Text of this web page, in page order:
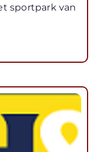
sportpark van